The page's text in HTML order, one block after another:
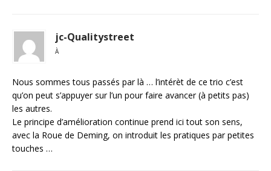
jc-Qualitystreet
À
Nous sommes tous passés par là … l’intérèt de ce trio c’est
qu’on peut s’appuyer sur l’un pour faire avancer (à petits pas)
les autres.
Le principe d’amélioration continue prend ici tout son sens,
avec la Roue de Deming, on introduit les pratiques par petites
touches …